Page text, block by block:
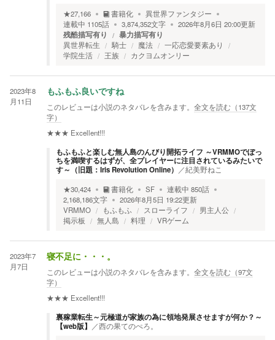
★27,166 書籍化
異世界ファンタジー
連載中 1105話 3,874,352文字 2026年8月6日 20:00更新
残酷描写有り 暴力描写有り
異世界転生 騎士 魔法
一応恋愛要素あり
学院生活
王族 カクヨムオンリー
2023年8
月11日
もふもふ良いですね
このレビューは小説のネタバレを含みます。 全文を読む（137文
字）
★★★ Excellent!!!
もふもふと楽しむ無人島のんびり開拓ライフ ～VRMMOでぼっ
ちを満喫するはずが、全プレイヤーに注目されているみたいで
す～（旧題：Iris Revolution Online）
／紀美野ねこ
★30,424 書籍化 SF 連載中 850話
2,168,186文字 2026年8月5日 19:22更新
VRMMO
もふもふ スローライフ
男主人公
掲示板
無人島 料理 VRゲーム
2023年7
月7日
寝不足に・・・。
このレビューは小説のネタバレを含みます。 全文を読む（97文
字）
★★★ Excellent!!!
裏稼業転生～元極道が家族の為に領地発展させますが何か？～
【web版】
／西の果てのぺろ。